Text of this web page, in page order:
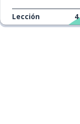
Lección 4